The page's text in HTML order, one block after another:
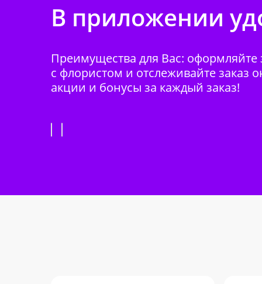
В приложении
Преимущества для Вас: оформляйте
с флористом и отслеживайте заказ
акции и бонусы за каждый заказ!